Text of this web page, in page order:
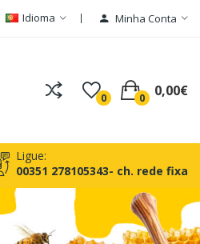
Idioma Minha Conta
0 0 0,00€
Ligue:
00351 278105343- ch. rede fixa